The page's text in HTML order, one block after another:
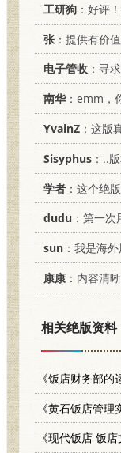
工研狗 ：好评！
张 ：提供有价
电子管收 ：寻
南华：emm，
YvainZ ：这版
Sisyphus ：..版本
学者 ：这个绝
dudu ：第一
sun ：我是海外
康康 ：内容清
相关绝版资料
《饭店财务部的
《黄石饭店管理
《现代饭店 饭